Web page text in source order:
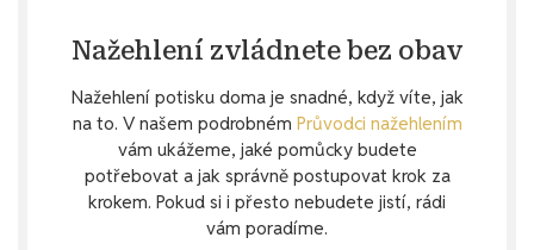
Nažehlení zvládnete bez obav
Nažehlení potisku doma je snadné, když víte, jak
na to. V našem podrobném Průvodci nažehlením
vám ukážeme, jaké pomůcky budete
potřebovat a jak správně postupovat krok za
krokem. Pokud si i přesto nebudete jistí, rádi
vám poradíme.